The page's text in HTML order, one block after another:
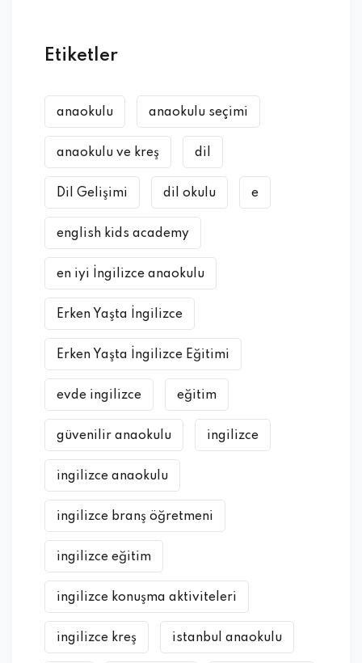
Etiketler
anaokulu anaokulu seçimi
anaokulu ve kreş dil
Dil Gelişimi dil okulu e
english kids academy
en iyi İngilizce anaokulu
Erken Yaşta İngilizce
Erken Yaşta İngilizce Eğitimi
evde ingilizce eğitim
güvenilir anaokulu ingilizce
ingilizce anaokulu
ingilizce branş öğretmeni
ingilizce eğitim
ingilizce konuşma aktiviteleri
ingilizce kreş istanbul anaokulu